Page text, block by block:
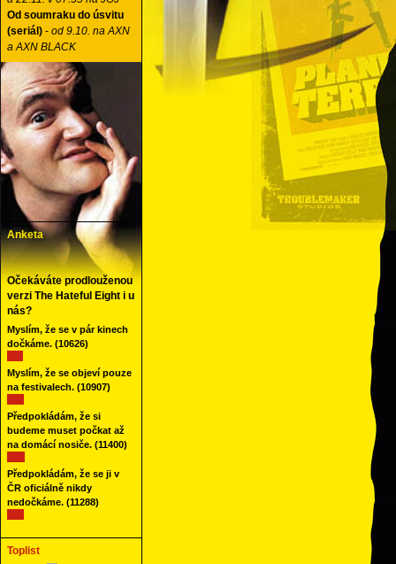
Od soumraku do úsvitu
(seriál) - od 9.10. na AXN
a AXN BLACK
Anketa
Očekáváte prodlouženou
verzi The Hateful Eight i u
nás?
Myslím, že se v pár kinech
dočkáme. (10626)
Myslím, že se objeví pouze
na festivalech. (10907)
Předpokládám, že si
budeme muset počkat až
na domácí nosiče. (11400)
Předpokládám, že se ji v
ČR oficiálně nikdy
nedočkáme. (11288)
Toplist